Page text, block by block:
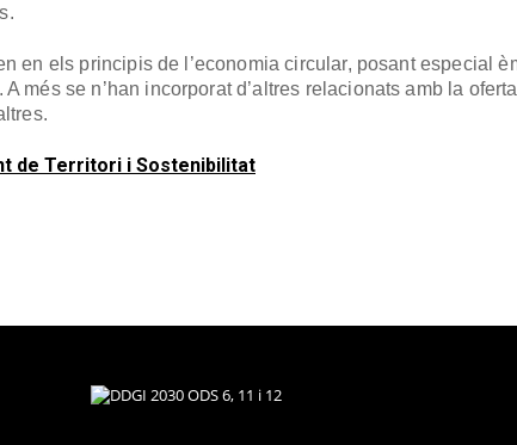
en els principis de l’economia circular, posant especial
més se n’han incorporat d’altres relacionats amb la
de Territori i Sostenibilitat